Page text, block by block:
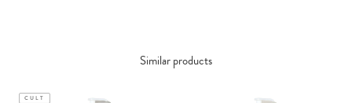
Similar products
CULT